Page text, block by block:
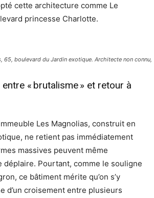
cette architecture comme Le
princesse Charlotte.
65, boulevard du Jardin exotique. Architecte non
« brutalisme » et retour à
Les Magnolias, construit en
ne retient pas immédiatement
massives peuvent même
déplaire. Pourtant, comme le souligne
ce bâtiment mérite qu’on s’y
d’un croisement entre plusieurs